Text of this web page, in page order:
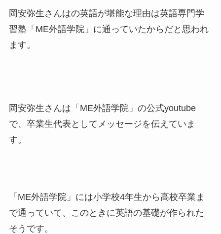
岡安弥生さんはの英語が堪能な理由は英語専門学
習塾「ME外語学院」に通っていたからだと思われ
ます。
岡安弥生さんは「ME外語学院」の公式youtube
で、卒業生代表としてメッセージを伝えていま
す。
「ME外語学院」には小学校4年生から高校卒業ま
で通っていて、このときに英語の基礎が作られた
そうです。